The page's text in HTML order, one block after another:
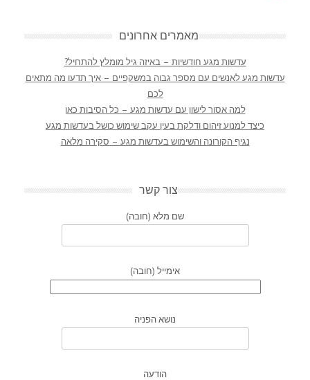
מאמרים אחרונים
עדשות מגע חודשיות – באיזה גיל מומלץ להתחיל?
עדשות מגע לאנשים עם מספר גבוה במשקפיים – איך תדעו מה מתאים
לכם
למה אסור לישון עם עדשות מגע – כל הסיבות כאן
כיצד למנוע זיהום ודלקת בעין עקב שימוש כושל בעדשות מגע
נגיף הקורונה והשימוש בעדשות מגע – סקירה מלאה
צור קשר
שם מלא (חובה)
אימייל (חובה)
נושא הפניה
הודעה